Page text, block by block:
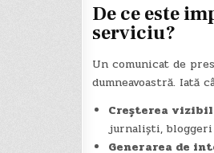
De ce este
serviciu?
Un comunicat de
dumneavoastră. Iată
Creșterea
jurnaliști,
Generarea de